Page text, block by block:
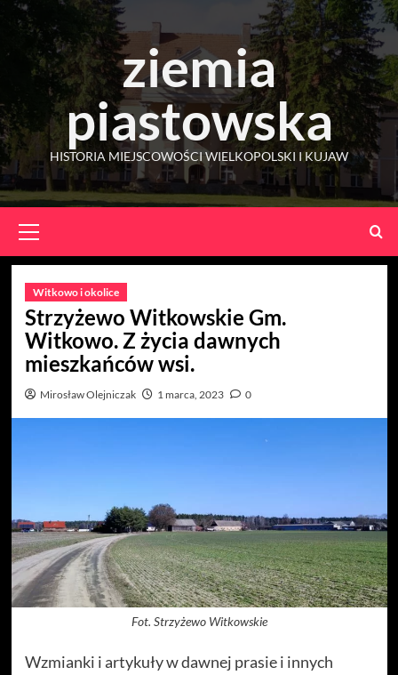
Skip
content
ziemia
piastowska
HISTORIA MIEJSCOWOŚCI WIELKOPOLSKI I KUJAW
Menu
Witkowo i okolice
Strzyżewo Witkowskie Gm.
Witkowo. Z życia dawnych
mieszkańców wsi.
Mirosław Olejniczak 1 marca, 2023 0
Fot. Strzyżewo Witkowskie
Wzmianki i artykuły w dawnej prasie i innych